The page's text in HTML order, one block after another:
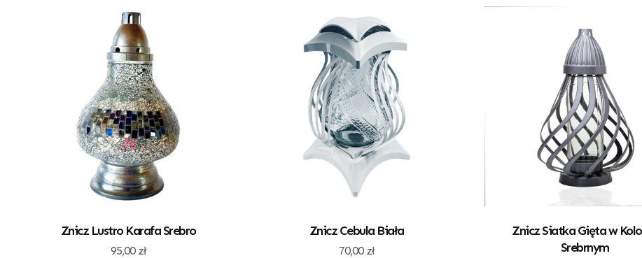
Znicz Lustro Karafa Srebro
95,00 zł
Znicz Cebula Biała
70,00 zł
Znicz Siatka Gięta w
Srebrnym